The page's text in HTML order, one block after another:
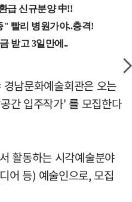
남문화예술회관은 오는
간 입주작가' 를 모집한다
활동하는 시각예술분야
어 등) 예술인으로, 모집